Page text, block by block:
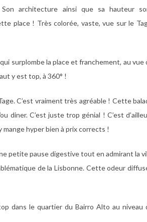
architecture ainsi que sa hauteur
place ! Très colorée, vaste, vue sur le
surplombe la place et franchement, au vue
y est top, à 360° !
C’est vraiment très agréable ! Cette
diner. C’est juste trop génial ! C’est
mange hyper bien à prix corrects !
petite pause digestive tout en admirant la
de la Lisbonne. Cette odeur
dans le quartier du Bairro Alto au niveau